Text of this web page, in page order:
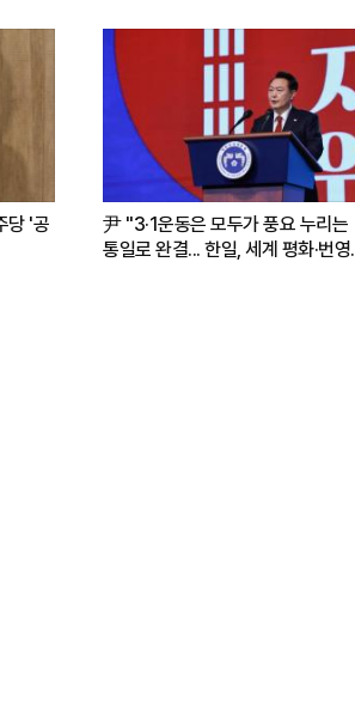
당 '공
尹 "3·1운동은 모두가 풍요 누리는
통일로 완결... 한일, 세계 평화·번영